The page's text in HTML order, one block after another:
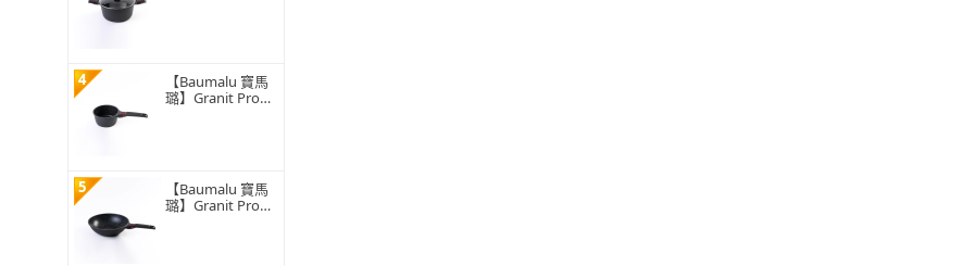
4
【Baumalu 寶馬
璐】Granit Pro醬
5
【Baumalu 寶馬
璐】Granit Pro炒